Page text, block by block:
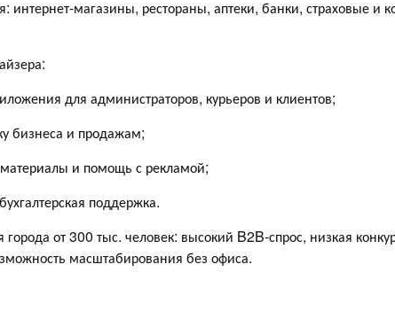
интернет-магазины, рестораны, аптеки, банки, страховые и
для администраторов, курьеров и клиентов;
бизнеса и продажам;
и помощь с рекламой;
поддержка.
от 300 тыс. человек: высокий B2B-спрос, низкая
масштабирования без офиса.